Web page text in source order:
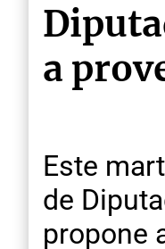
a
Este
de
propone